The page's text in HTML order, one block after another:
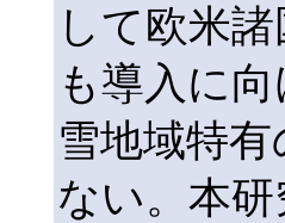
して欧米
も導入に
雪地域特
ない。本